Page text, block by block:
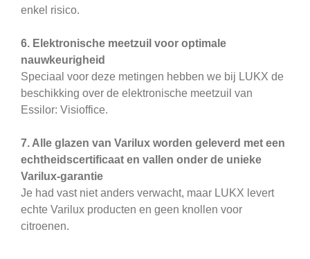
enkel risico.
6. Elektronische meetzuil voor optimale
nauwkeurigheid
Speciaal voor deze metingen hebben we bij LUKX de
beschikking over de elektronische meetzuil van
Essilor: Visioffice.
7. Alle glazen van Varilux worden geleverd met een
echtheidscertificaat en vallen onder de unieke
Varilux-garantie
Je had vast niet anders verwacht, maar LUKX levert
echte Varilux producten en geen knollen voor
citroenen.